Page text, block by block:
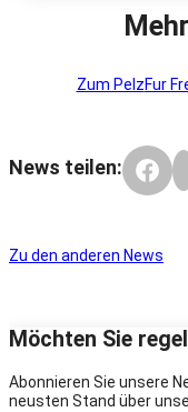
Zum PelzFur
News teilen:
Zu den anderen News
Möchten Sie
Abonnieren Sie unsere
neusten Stand über